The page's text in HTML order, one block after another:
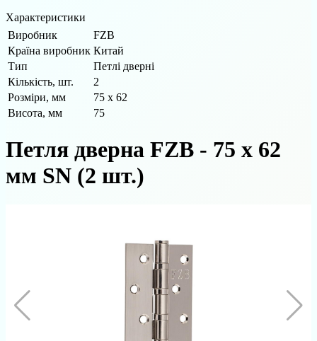
Характеристики
Виробник
FZB
Країна виробник Китай
Тип
Петлі дверні
Кількість, шт.
2
Розміри, мм
75 x 62
Висота, мм
75
Петля дверна FZB - 75 x 62
мм SN (2 шт.)